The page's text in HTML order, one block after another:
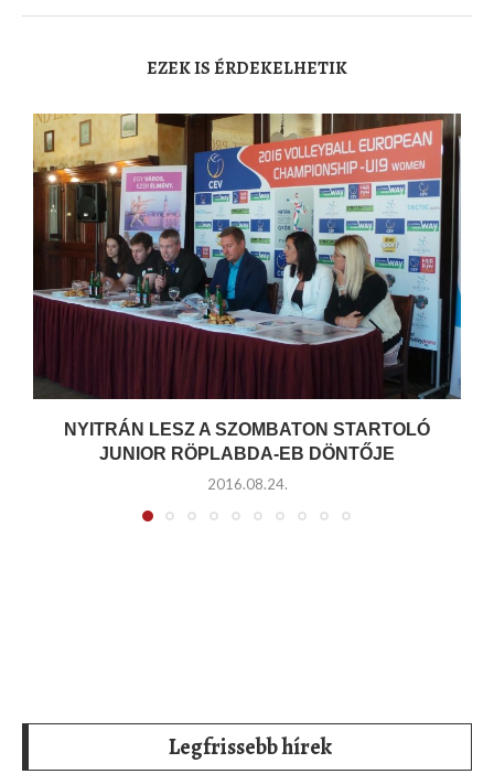
EZEK IS ÉRDEKELHETIK
NYITRÁN LESZ A SZOMBATON STARTOLÓ
JUNIOR RÖPLABDA-EB DÖNTŐJE
2016.08.24.
Legfrissebb hírek